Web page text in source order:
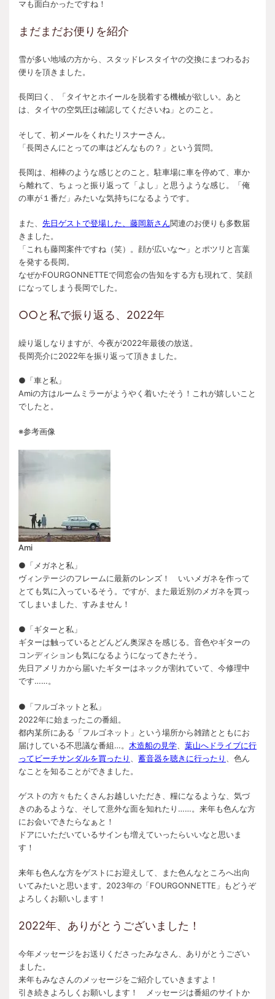
マも面白かったですね！
まだまだお便りを紹介
雪が多い地域の方から、スタッドレスタイヤの交換にまつわるお
便りを頂きました。
長岡曰く、「タイヤとホイールを脱着する機械が欲しい。あと
は、タイヤの空気圧は確認してくださいね」とのこと。
そして、初メールをくれたリスナーさん。
「長岡さんにとっての車はどんなもの？」という質問。
長岡は、相棒のような感じとのこと。駐車場に車を停めて、車か
ら離れて、ちょっと振り返って「よし」と思うような感じ。「俺
の車が１番だ」みたいな気持ちになるようです。
また、 先日ゲストで登場した、藤岡新さん関連のお便りも多数届
きました。
「これも藤岡案件ですね（笑）。顔が広いな〜」とポツリと言葉
を発する長岡。
なぜかFOURGONNETTEで同窓会の告知をする方も現れて、笑顔
になってしまう長岡でした。
○○と私で振り返る、2022年
繰り返しなりますが、今夜が2022年最後の放送。
長岡亮介に2022年を振り返って頂きました。
●「車と私」
Amiの方はルームミラーがようやく着いたそう！これが嬉しいこと
でしたと。
※参考画像
Ami
●「メガネと私」
ヴィンテージのフレームに最新のレンズ！ いいメガネを作って
とても気に入っているそう。ですが、また最近別のメガネを買っ
てしまいました、すみません！
●「ギターと私」
ギターは触っているとどんどん奥深さを感じる。音色やギターの
コンディションも気になるようになってきたそう。
先日アメリカから届いたギターはネックが割れていて、今修理中
です……。
●「フルゴネットと私」
2022年に始まったこの番組。
都内某所にある「フルゴネット」という場所から雑踏とともにお
届けしている不思議な番組…。 木造船の見学
葉山へドライブに行
ってビーチサンダルを買ったり
蓄音器を聴きに行ったり
、色ん
なことを知ることができました。
ゲストの方々もたくさんお越しいただき、糧になるような、気づ
きのあるような、そして意外な面を知れたり……。来年も色んな方
にお会いできたらなぁと！
ドアにいただいているサインも増えていったらいいなと思いま
す！
来年も色んな方をゲストにお迎えして、また色んなところへ出向
いてみたいと思います。2023年の「FOURGONNETTE」もどうぞ
よろしくお願いします！
2022年、ありがとうございました！
今年メッセージをお送りくださったみなさん、ありがとうござい
ました。
来年もみなさんのメッセージをご紹介していきますよ！
引き続きよろしくお願いします！ メッセージは番組のサイトか